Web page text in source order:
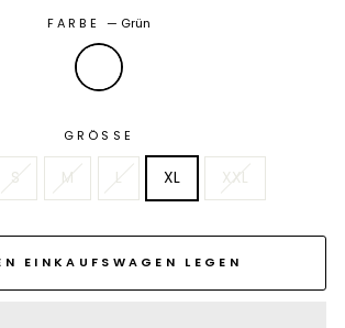
FARBE— Grün
GRÖSSE
S M L XL XXL
EINKAUFSWAGEN LEGEN